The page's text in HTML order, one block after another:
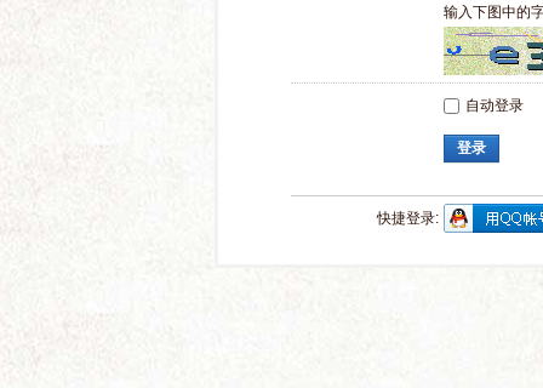
输入下图中的
自动登录
登录
快捷登录: